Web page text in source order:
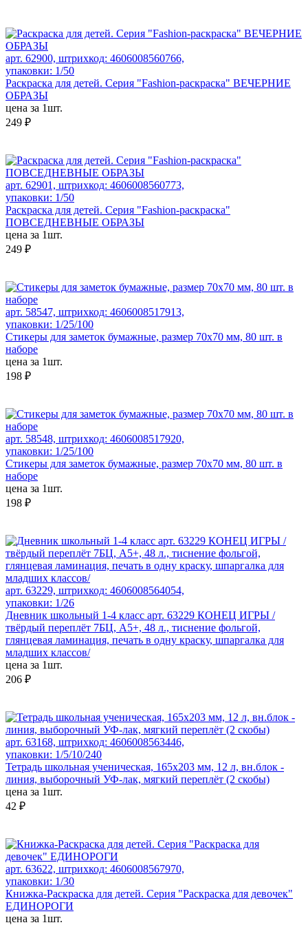
арт. 62900, штрихкод: 4606008560766,
упаковки: 1/50
Раскраска для детей. Серия "Fashion-раскраска" ВЕЧЕРНИЕ
ОБРАЗЫ
цена за 1шт.
249 ₽
арт. 62901, штрихкод: 4606008560773,
упаковки: 1/50
Раскраска для детей. Серия "Fashion-раскраска"
ПОВСЕДНЕВНЫЕ ОБРАЗЫ
цена за 1шт.
249 ₽
арт. 58547, штрихкод: 4606008517913,
упаковки: 1/25/100
Стикеры для заметок бумажные, размер 70х70 мм, 80 шт. в
наборе
цена за 1шт.
198 ₽
арт. 58548, штрихкод: 4606008517920,
упаковки: 1/25/100
Стикеры для заметок бумажные, размер 70х70 мм, 80 шт. в
наборе
цена за 1шт.
198 ₽
арт. 63229, штрихкод: 4606008564054,
упаковки: 1/26
Дневник школьный 1-4 класс арт. 63229 КОНЕЦ ИГРЫ /
твёрдый переплёт 7БЦ, А5+, 48 л., тиснение фольгой,
глянцевая ламинация, печать в одну краску, шпаргалка для
младших классов/
цена за 1шт.
206 ₽
арт. 63168, штрихкод: 4606008563446,
упаковки: 1/5/10/240
Тетрадь школьная ученическая, 165х203 мм, 12 л, вн.блок -
линия, выборочный УФ-лак, мягкий переплёт (2 скобы)
цена за 1шт.
42 ₽
арт. 63622, штрихкод: 4606008567970,
упаковки: 1/30
Книжка-Раскраска для детей. Серия "Раскраска для девочек"
ЕДИНОРОГИ
цена за 1шт.